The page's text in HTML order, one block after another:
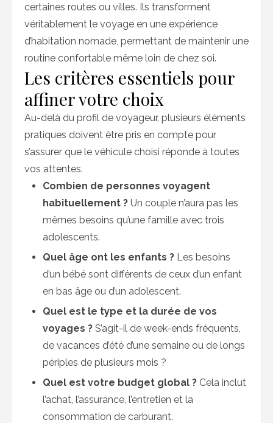
certaines routes ou villes. Ils transforment
véritablement le voyage en une expérience
d’habitation nomade, permettant de maintenir une
routine confortable même loin de chez soi.
Les critères essentiels pour
affiner votre choix
Au-delà du profil de voyageur, plusieurs éléments
pratiques doivent être pris en compte pour
s’assurer que le véhicule choisi réponde à toutes
vos attentes.
Combien de personnes voyagent
habituellement ? Un couple n’aura pas les
mêmes besoins qu’une famille avec trois
adolescents.
Quel âge ont les enfants ? Les besoins
d’un bébé sont différents de ceux d’un enfant
en bas âge ou d’un adolescent.
Quel est le type et la durée de vos
voyages ? S’agit-il de week-ends fréquents,
de vacances d’été d’une semaine ou de longs
périples de plusieurs mois ?
Quel est votre budget global ? Cela inclut
l’achat, l’assurance, l’entretien et la
consommation de carburant.